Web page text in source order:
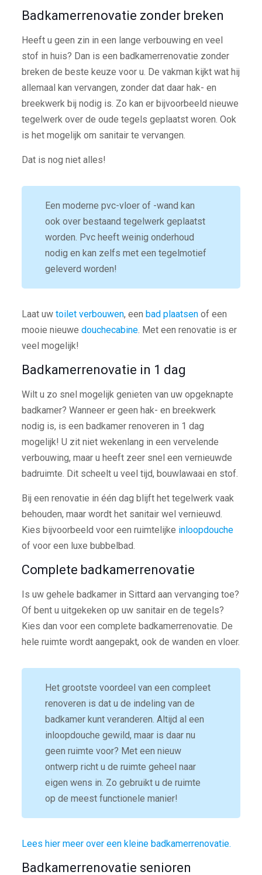
Badkamerrenovatie zonder breken
Heeft u geen zin in een lange verbouwing en veel
stof in huis? Dan is een badkamerrenovatie zonder
breken de beste keuze voor u. De vakman kijkt wat hij
allemaal kan vervangen, zonder dat daar hak- en
breekwerk bij nodig is. Zo kan er bijvoorbeeld nieuwe
tegelwerk over de oude tegels geplaatst woren. Ook
is het mogelijk om sanitair te vervangen.
Dat is nog niet alles!
Een moderne pvc-vloer of -wand kan
ook over bestaand tegelwerk geplaatst
worden. Pvc heeft weinig onderhoud
nodig en kan zelfs met een tegelmotief
geleverd worden!
Laat uw toilet verbouwen, een bad plaatsenof een
mooie nieuwe douchecabine. Met een renovatie is er
veel mogelijk!
Badkamerrenovatie in 1 dag
Wilt u zo snel mogelijk genieten van uw opgeknapte
badkamer? Wanneer er geen hak- en breekwerk
nodig is, is een badkamer renoveren in 1 dag
mogelijk! U zit niet wekenlang in een vervelende
verbouwing, maar u heeft zeer snel een vernieuwde
badruimte. Dit scheelt u veel tijd, bouwlawaai en stof.
Bij een renovatie in één dag blijft het tegelwerk vaak
behouden, maar wordt het sanitair wel vernieuwd.
Kies bijvoorbeeld voor een ruimtelijke inloopdouche
of voor een luxe bubbelbad.
Complete badkamerrenovatie
Is uw gehele badkamer in Sittard aan vervanging toe?
Of bent u uitgekeken op uw sanitair en de tegels?
Kies dan voor een complete badkamerrenovatie. De
hele ruimte wordt aangepakt, ook de wanden en vloer.
Het grootste voordeel van een compleet
renoveren is dat u de indeling van de
badkamer kunt veranderen. Altijd al een
inloopdouche gewild, maar is daar nu
geen ruimte voor? Met een nieuw
ontwerp richt u de ruimte geheel naar
eigen wens in. Zo gebruikt u de ruimte
op de meest functionele manier!
Lees hier meer over een kleine badkamerrenovatie.
Badkamerrenovatie senioren